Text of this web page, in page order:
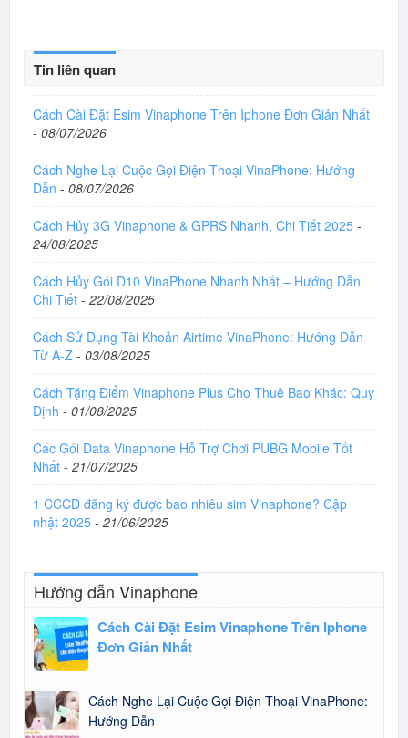
Tin liên quan
Cách Cài Đặt Esim Vinaphone Trên Iphone Đơn Giản Nhất
- 08/07/2026
Cách Nghe Lại Cuộc Gọi Điện Thoại VinaPhone: Hướng
Dẫn - 08/07/2026
Cách Hủy 3G Vinaphone & GPRS Nhanh, Chi Tiết 2025 -
24/08/2025
Cách Hủy Gói D10 VinaPhone Nhanh Nhất – Hướng Dẫn
Chi Tiết - 22/08/2025
Cách Sử Dụng Tài Khoản Airtime VinaPhone: Hướng Dẫn
Từ A-Z - 03/08/2025
Cách Tặng Điểm Vinaphone Plus Cho Thuê Bao Khác: Quy
Định - 01/08/2025
Các Gói Data Vinaphone Hỗ Trợ Chơi PUBG Mobile Tốt
Nhất - 21/07/2025
1 CCCD đăng ký được bao nhiêu sim Vinaphone? Cập
nhật 2025 - 21/06/2025
Hướng dẫn Vinaphone
Cách Cài Đặt Esim Vinaphone Trên Iphone
Đơn Giản Nhất
Cách Nghe Lại Cuộc Gọi Điện Thoại VinaPhone:
Hướng Dẫn